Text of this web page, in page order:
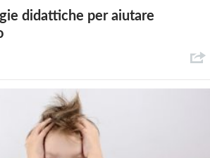
didattiche per aiutare